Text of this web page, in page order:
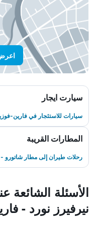
سيارت ايجار
سيارات للاستئجار في فارين-
المطارات القريبة
رحلات طيران إلى مطار شاتورو -
الأسئلة الشائعة
نيرفيرز نورد -